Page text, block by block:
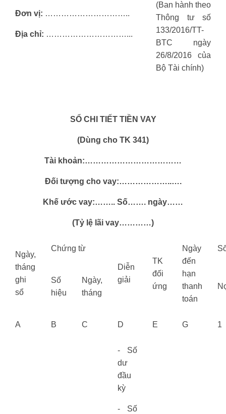
Đơn vị: …………………………..
Địa chỉ: …………………………...
(Ban hành theo
Thông tư số
133/2016/TT-
BTC ngày
26/8/2016 của
Bộ Tài chính)
SỔ CHI TIẾT TIỀN VAY
(Dùng cho TK 341)
Tài khoản:………………………………
Đối tượng cho vay:………………..….
Khế ước vay:…….. Số……. ngày……
(Tỷ lệ lãi vay…………)
Ngày,
tháng
ghi
sổ
Chứng từ
Diễn
giải
TK
đối
ứng
Ngày
đến
hạn
thanh
toán
Số
hiệu
Ngày,
tháng
A B C D E G 1
- Số
dư
đầu
kỳ
- Số